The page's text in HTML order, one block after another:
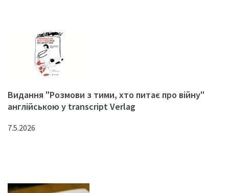
Видання "Розмови з тими, хто питає про війну"
англійською у transcript Verlag
7.5.2026